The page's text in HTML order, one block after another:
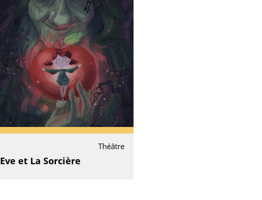
Théâtre
Eve et La Sorcière